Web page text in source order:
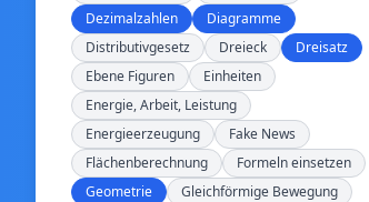
Dezimalzahlen
Diagramme
Distributivgesetz
Dreieck
Dreisatz
Ebene Figuren
Einheiten
Energie, Arbeit, Leistung
Energieerzeugung
Fake News
Flächenberechnung
Formeln einsetzen
Geometrie
Gleichförmige Bewegung